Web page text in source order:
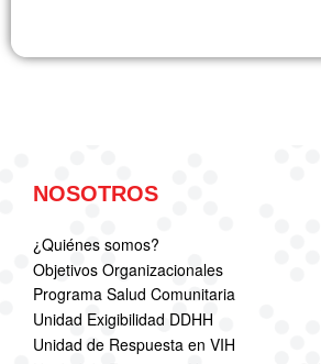
NOSOTROS
¿Quiénes somos?
Objetivos Organizacionales
Programa Salud Comunitaria
Unidad Exigibilidad DDHH
Unidad de Respuesta en VIH